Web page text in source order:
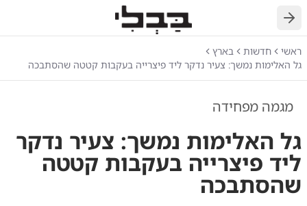
חזרה
ראשי חדשות
בארץ
גל האלימות נמשך: צעיר נדקר ליד פיצרייה בעקבות קטטה שהסתבכה
מגמה מפחידה
גל האלימות נמשך: צעיר נדקר
ליד פיצרייה בעקבות קטטה
שהסתבכה